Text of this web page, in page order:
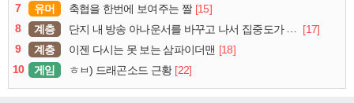
7
유머 축협을 한번에 보여주는 짤 [15]
8
계층 단지 내 방송 아나운서를 바꾸고 나서 집중도가 확 올라갔다는 한 아파트의 안내방송
[17]
9
계층 이젠 다시는 못 보는 삼파이더맨 [18]
10
게임 ㅎㅂ) 드래곤소드 근황 [22]